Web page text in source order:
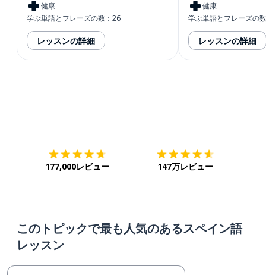
健康
学ぶ単語とフレーズの数：26
レッスンの詳細
健康
学ぶ単語とフレーズの
レッスンの詳細
177,000レビュー 147万レビュー
このトピックで最も人気のあるスペイン語
レッスン